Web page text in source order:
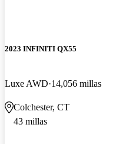
2023 INFINITI QX55
Luxe AWD 14,056 millas
Colchester, CT
43 millas